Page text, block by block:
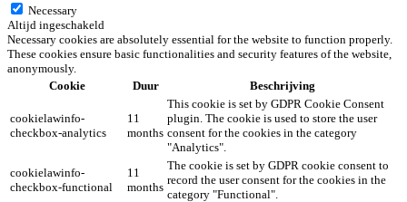
Necessary
Altijd ingeschakeld
Necessary cookies are absolutely essential for the website to function properly.
These cookies ensure basic functionalities and security features of the website,
anonymously.
Cookie
Duur Beschrijving
cookielawinfo-
checkbox-analytics
11
months
This cookie is set by GDPR Cookie Consent
plugin. The cookie is used to store the user
consent for the cookies in the category
"Analytics".
cookielawinfo-
checkbox-functional
11
months
The cookie is set by GDPR cookie consent to
record the user consent for the cookies in the
category "Functional".